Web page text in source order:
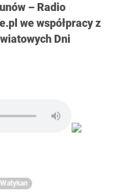
– Radio
we współpracy z
Dni
Watykan